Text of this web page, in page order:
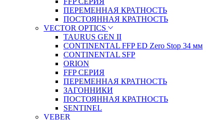
ПЕРЕМЕННАЯ КРАТНОСТЬ
ПОСТОЯННАЯ КРАТНОСТЬ
VECTOR OPTICS
TAURUS GEN II
CONTINENTAL FFP ED Zero Stop 34 мм
CONTINENTAL SFP
ORION
FFP СЕРИЯ
ПЕРЕМЕННАЯ КРАТНОСТЬ
ЗАГОННИКИ
ПОСТОЯННАЯ КРАТНОСТЬ
SENTINEL
VEBER